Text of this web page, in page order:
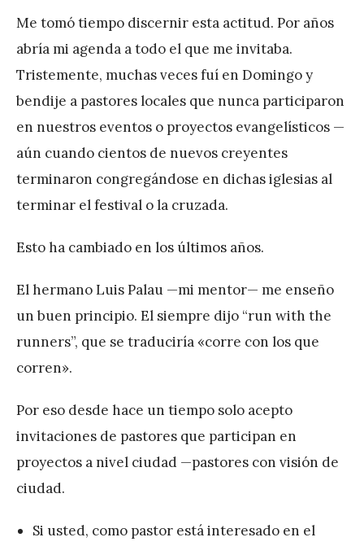
Me tomó tiempo discernir esta actitud. Por años
abría mi agenda a todo el que me invitaba.
Tristemente, muchas veces fuí en Domingo y
bendije a pastores locales que nunca participaron
en nuestros eventos o proyectos evangelísticos —
aún cuando cientos de nuevos creyentes
terminaron congregándose en dichas iglesias al
terminar el festival o la cruzada.
Esto ha cambiado en los últimos años.
El hermano Luis Palau —mi mentor— me enseño
un buen principio. El siempre dijo “run with the
runners”, que se traduciría «corre con los que
corren».
Por eso desde hace un tiempo solo acepto
invitaciones de pastores que participan en
proyectos a nivel ciudad —pastores con visión de
ciudad.
Si usted, como pastor está interesado en el